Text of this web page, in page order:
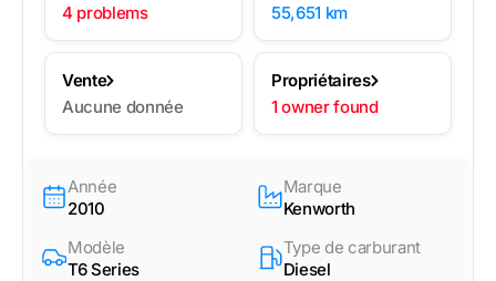
4 problems
55,651 km
Vente
Aucune donnée
Propriétaires
1 owner found
Année
2010
Marque
Kenworth
Modèle
T6 Series
Type de carburant
Diesel